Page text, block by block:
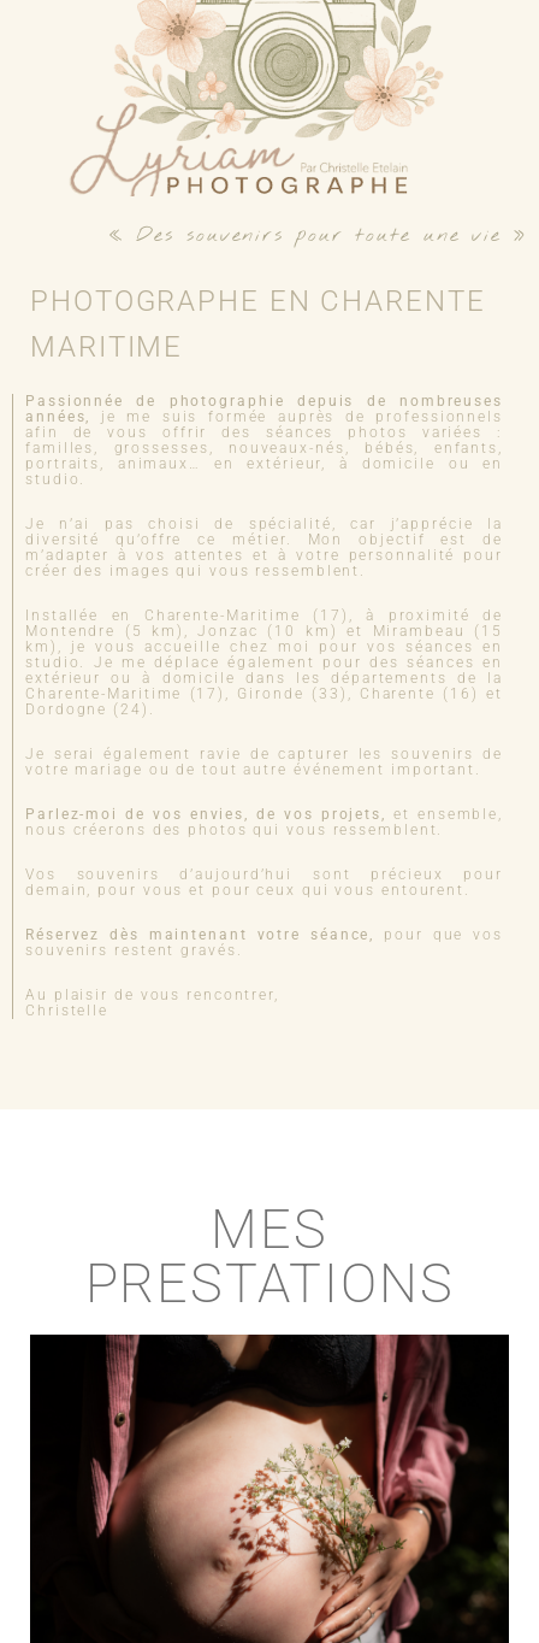
« Des souvenirs pour toute une vie »
PHOTOGRAPHE EN CHARENTE
MARITIME
Passionnée de photographie depuis de nombreuses
années,
je me suis formée auprès de professionnels
afin de vous offrir des séances photos variées :
familles, grossesses, nouveaux-nés, bébés, enfants,
portraits, animaux… en extérieur, à domicile ou en
studio.
Je n’ai pas choisi de spécialité, car j’apprécie la
diversité qu’offre ce métier. Mon objectif est de
m’adapter à vos attentes et à votre personnalité pour
créer des images qui vous ressemblent.
Installée en Charente-Maritime (17), à proximité de
Montendre (5 km), Jonzac (10 km) et Mirambeau (15
km), je vous accueille chez moi pour vos séances en
studio. Je me déplace également pour des séances en
extérieur ou à domicile dans les départements de la
Charente-Maritime (17), Gironde (33), Charente (16) et
Dordogne (24).
Je serai également ravie de capturer les souvenirs de
votre mariage ou de tout autre événement important.
Parlez-moi de vos envies, de vos projets, et ensemble,
nous créerons des photos qui vous ressemblent.
Vos souvenirs d’aujourd’hui sont précieux pour
demain, pour vous et pour ceux qui vous entourent.
Réservez dès maintenant votre séance,
pour que vos
souvenirs restent gravés.
Au plaisir de vous rencontrer,
Christelle
MES
PRESTATIONS